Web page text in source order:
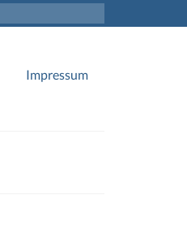
Impressum